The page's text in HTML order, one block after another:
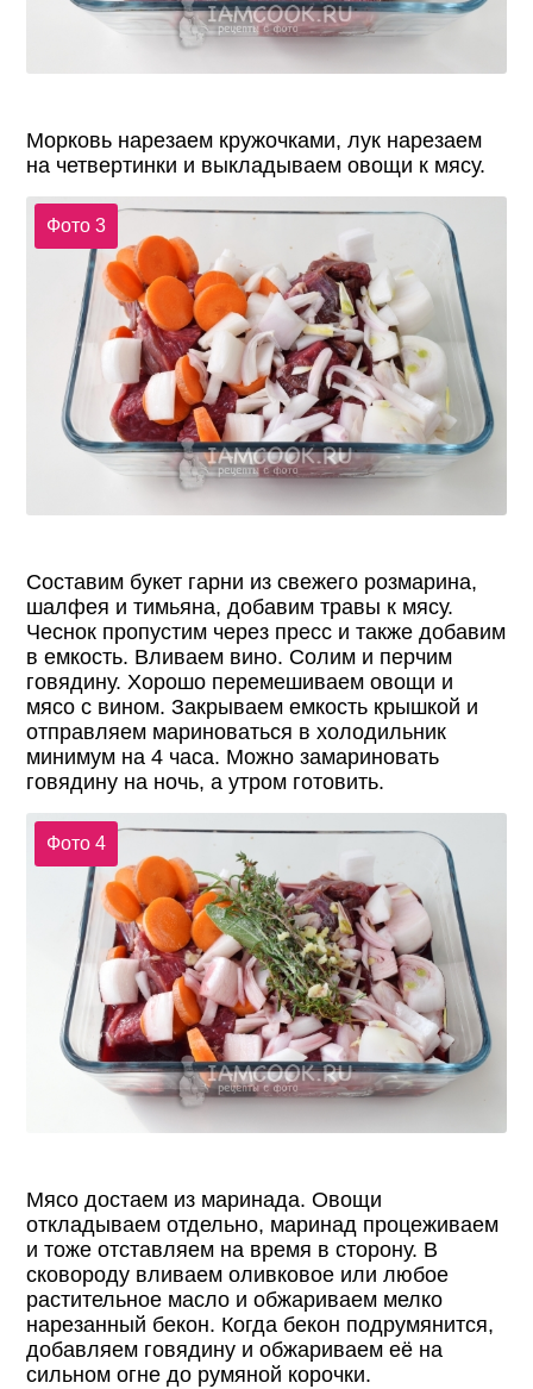
Морковь нарезаем кружочками, лук нарезаем
на четвертинки и выкладываем овощи к мясу.
Фото 3
Составим букет гарни из свежего розмарина,
шалфея и тимьяна, добавим травы к мясу.
Чеснок пропустим через пресс и также добавим
в емкость. Вливаем вино. Солим и перчим
говядину. Хорошо перемешиваем овощи и
мясо с вином. Закрываем емкость крышкой и
отправляем мариноваться в холодильник
минимум на 4 часа. Можно замариновать
говядину на ночь, а утром готовить.
Фото 4
Мясо достаем из маринада. Овощи
откладываем отдельно, маринад процеживаем
и тоже отставляем на время в сторону. В
сковороду вливаем оливковое или любое
растительное масло и обжариваем мелко
нарезанный бекон. Когда бекон подрумянится,
добавляем говядину и обжариваем её на
сильном огне до румяной корочки.